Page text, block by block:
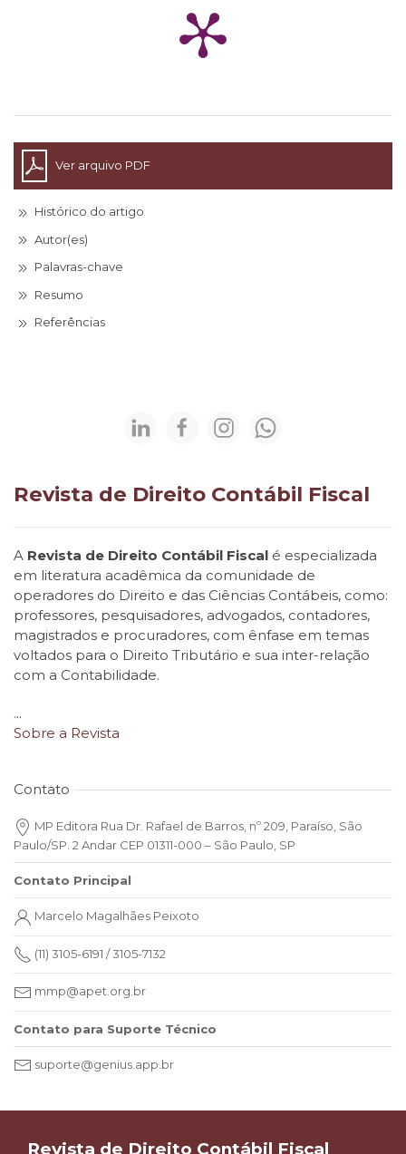
Ver arquivo PDF
Histórico do artigo
Autor(es)
Palavras-chave
Resumo
Referências
Revista de Direito Contábil Fiscal
A Revista de Direito Contábil Fiscal é especializada
em literatura acadêmica da comunidade de
operadores do Direito e das Ciências Contábeis, como:
professores, pesquisadores, advogados, contadores,
magistrados e procuradores, com ênfase em temas
voltados para o Direito Tributário e sua inter-relação
com a Contabilidade.
...
Sobre a Revista
Contato
MP Editora Rua Dr. Rafael de Barros, nº 209, Paraíso, São
Paulo/SP. 2 Andar CEP 01311-000 – São Paulo, SP
Contato Principal
Marcelo Magalhães Peixoto
(11) 3105-6191 / 3105-7132
mmp@apet.org.br
Contato para Suporte Técnico
suporte@genius.app.br
Revista de Direito Contábil Fiscal